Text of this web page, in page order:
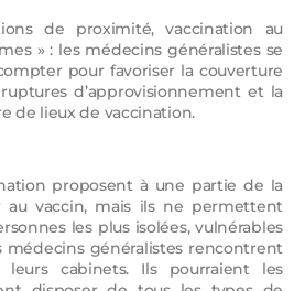
de proximité, vaccination au
» : les médecins généralistes se
pour favoriser la couverture
d’approvisionnement et la
de lieux de vaccination.
proposent à une partie de la
au vaccin, mais ils ne permettent
les plus isolées, vulnérables
médecins généralistes rencontrent
cabinets. Ils pourraient les